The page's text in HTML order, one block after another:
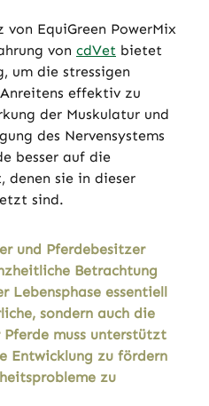
EquiGreen PowerMix
von cdVet bietet
um die stressigen
effektiv zu
der Muskulatur und
des Nervensystems
besser auf die
denen sie in dieser
sind.
und Pferdebesitzer
Betrachtung
Lebensphase essentiell
sondern auch die
muss unterstützt
Entwicklung zu fördern
zu